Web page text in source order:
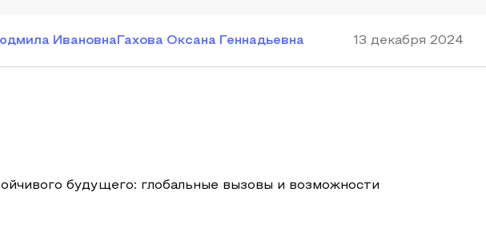
Ивановна Гахова Оксана Геннадьевна 13 декабря 2024
будущего: глобальные вызовы и возможности